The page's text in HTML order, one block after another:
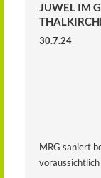
JUWEL IM
30.7.24
MRG saniert